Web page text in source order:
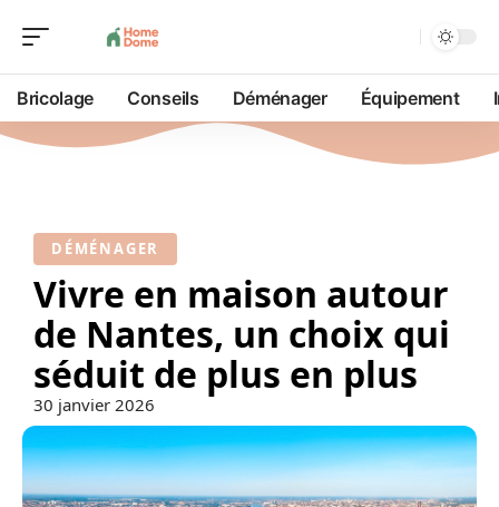
Bricolage Conseils Déménager Équipement
DÉMÉNAGER
Vivre en maison autour
de Nantes, un choix qui
séduit de plus en plus
30 janvier 2026